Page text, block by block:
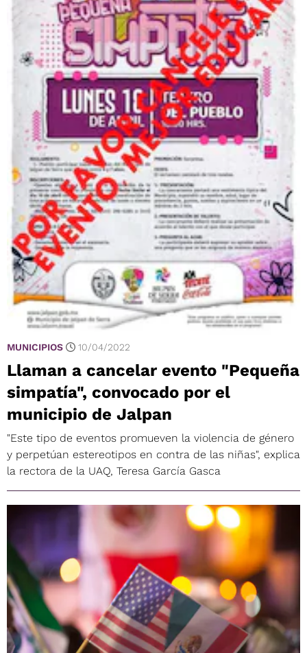
MUNICIPIOS 10/04/2022
Llaman a cancelar evento "Pequeña
simpatía", convocado por el
municipio de Jalpan
"Este tipo de eventos promueven la violencia de género
y perpetúan estereotipos en contra de las niñas", explica
la rectora de la UAQ, Teresa García Gasca